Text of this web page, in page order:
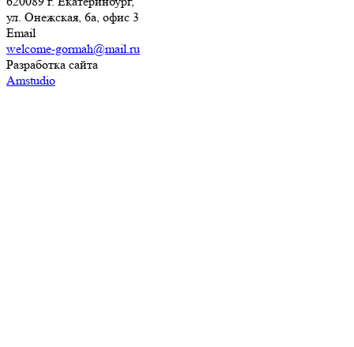
ул. Онежская, 6а, офис 3
Email
welcome-gormah@mail.ru
Разработка сайта
Amstudio